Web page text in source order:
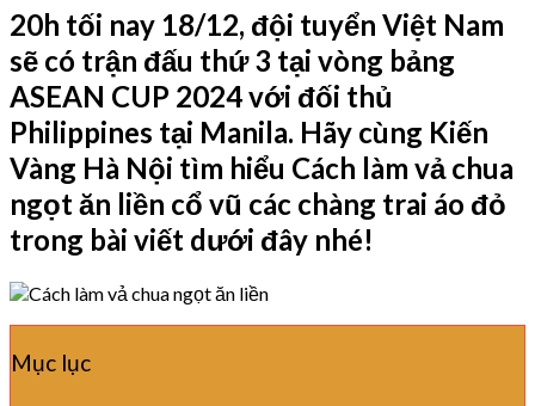
20h tối nay 18/12, đội tuyển Việt Nam
sẽ có trận đấu thứ 3 tại vòng bảng
ASEAN CUP 2024 với đối thủ
Philippines tại Manila. Hãy cùng Kiến
Vàng Hà Nội tìm hiểu Cách làm vả chua
ngọt ăn liền cổ vũ các chàng trai áo đỏ
trong bài viết dưới đây nhé!
Mục lục